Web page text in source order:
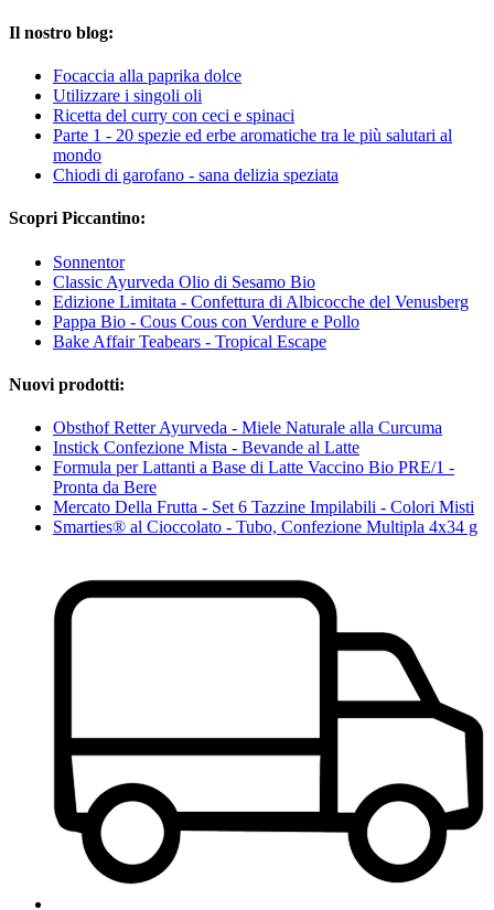
Il nostro blog:
Focaccia alla paprika dolce
Utilizzare i singoli oli
Ricetta del curry con ceci e spinaci
Parte 1 - 20 spezie ed erbe aromatiche tra le più salutari al
mondo
Chiodi di garofano - sana delizia speziata
Scopri Piccantino:
Sonnentor
Classic Ayurveda Olio di Sesamo Bio
Edizione Limitata - Confettura di Albicocche del Venusberg
Pappa Bio - Cous Cous con Verdure e Pollo
Bake Affair Teabears - Tropical Escape
Nuovi prodotti:
Obsthof Retter Ayurveda - Miele Naturale alla Curcuma
Instick Confezione Mista - Bevande al Latte
Formula per Lattanti a Base di Latte Vaccino Bio PRE/1 -
Pronta da Bere
Mercato Della Frutta - Set 6 Tazzine Impilabili - Colori Misti
Smarties® al Cioccolato - Tubo, Confezione Multipla 4x34 g